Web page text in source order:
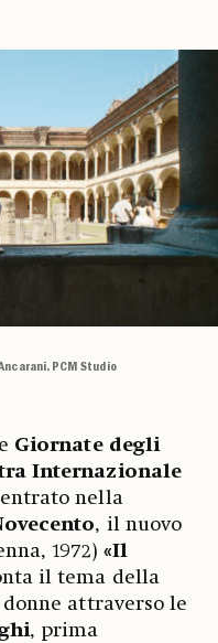
PCM Studio
Giornate degli
Internazionale
nella
, il nuovo
1972) «Il
il tema della
attraverso le
, prima